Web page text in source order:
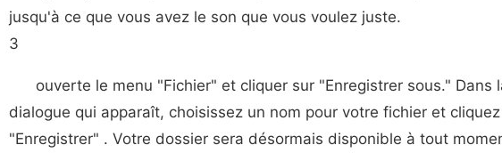
jusqu'à ce que vous avez le son que vous voulez juste.
3
ouverte le menu "Fichier" et cliquer sur "Enregistrer sous." Dans
dialogue qui apparaît, choisissez un nom pour votre fichier et
"Enregistrer" . Votre dossier sera désormais disponible à tout